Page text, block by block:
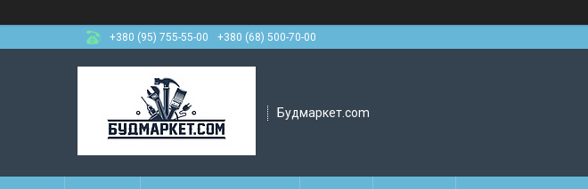
+380 (95) 755-55-00
+380 (68) 500-70-00
Будмаркет.com